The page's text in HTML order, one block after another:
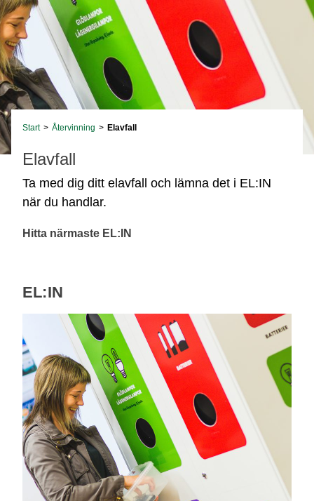
Start > Återvinning > Elavfall
Elavfall
Ta med dig ditt elavfall och lämna det i EL:IN
när du handlar.
Hitta närmaste EL:IN
EL:IN